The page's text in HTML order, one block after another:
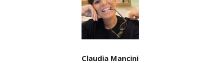
Claudia Mancini